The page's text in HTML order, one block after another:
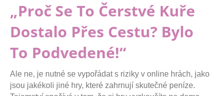
„Proč Se To Čerstvé Kuře
Dostalo Přes Cestu? Bylo
To Podvedené!“
Ale ne, je nutné se vypořádat s riziky v online hrách, jako
jsou jakékoli jiné hry, které zahrnují skutečné peníze.